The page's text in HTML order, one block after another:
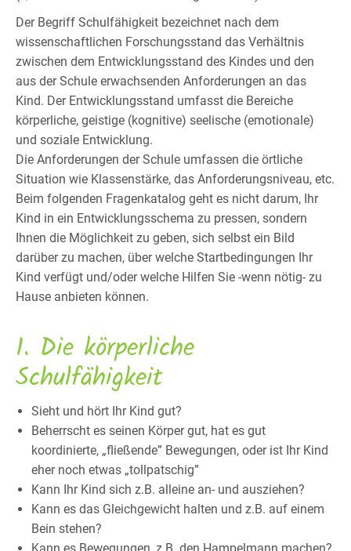
Der Begriff Schulfähigkeit bezeichnet nach dem
wissenschaftlichen Forschungsstand das Verhältnis
zwischen dem Entwicklungsstand des Kindes und den
aus der Schule erwachsenden Anforderungen an das
Kind. Der Entwicklungsstand umfasst die Bereiche
körperliche, geistige (kognitive) seelische (emotionale)
und soziale Entwicklung.
Die Anforderungen der Schule umfassen die örtliche
Situation wie Klassenstärke, das Anforderungsniveau, etc.
Beim folgenden Fragenkatalog geht es nicht darum, Ihr
Kind in ein Entwicklungsschema zu pressen, sondern
Ihnen die Möglichkeit zu geben, sich selbst ein Bild
darüber zu machen, über welche Startbedingungen Ihr
Kind verfügt und/oder welche Hilfen Sie -wenn nötig- zu
Hause anbieten können.
1. Die körperliche
Schulfähigkeit
Sieht und hört Ihr Kind gut?
Beherrscht es seinen Körper gut, hat es gut
koordinierte, „fließende” Bewegungen, oder ist Ihr Kind
eher noch etwas „tollpatschig”
Kann Ihr Kind sich z.B. alleine an- und ausziehen?
Kann es das Gleichgewicht halten und z.B. auf einem
Bein stehen?